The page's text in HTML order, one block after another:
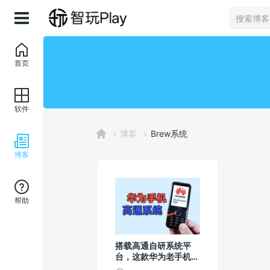
博客 Brew系统
搭载高通自研系统平
台，这款华为老手机你
见过吗？
首页
软件
博客
帮助